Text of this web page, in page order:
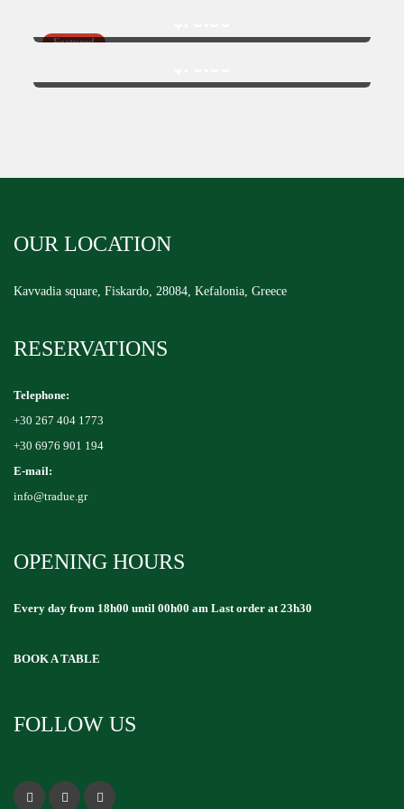
Featured
OUR LOCATION
Kavvadia square, Fiskardo, 28084, Kefalonia, Greece
RESERVATIONS
Telephone:
+30 267 404 1773
+30 6976 901 194
E-mail:
info@tradue.gr
OPENING HOURS
Every day from 18h00 until 00h00 am Last order at 23h30
BOOK A TABLE
FOLLOW US